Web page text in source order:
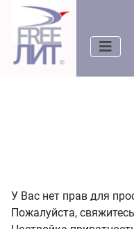
У Вас нет прав для
Пожалуйста,